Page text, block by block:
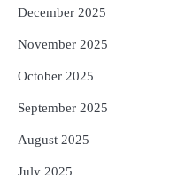
December 2025
November 2025
October 2025
September 2025
August 2025
July 2025